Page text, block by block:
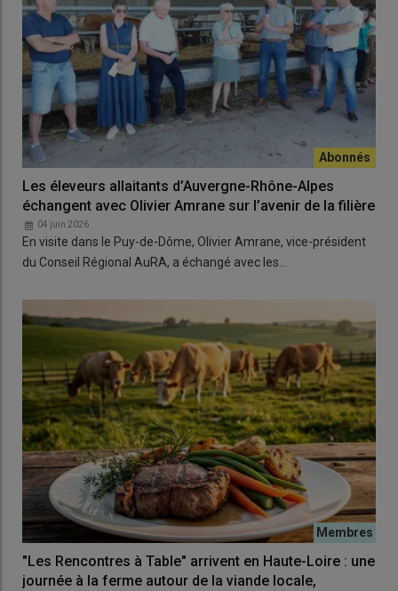
Les éleveurs allaitants d’Auvergne-Rhône-Alpes
échangent avec Olivier Amrane sur l’avenir de la filière
04 juin 2026
En visite dans le Puy-de-Dôme, Olivier Amrane, vice-président
du Conseil Régional AuRA, a échangé avec les…
"Les Rencontres à Table" arrivent en Haute-Loire : une
journée à la ferme autour de la viande locale,